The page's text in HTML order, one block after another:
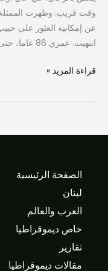
عن إمكانية العثور على
انتهيت. عمري 86 عاما، حتى في الظلام، لا أريد أن أكون
قراءة المزيد »
الصفحة الرئيسية
لبنان
العرب والعالم
خاص ديموقراطيا
تقارير
مقالات ديموقراطيا